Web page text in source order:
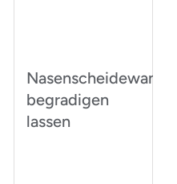
Nasenscheidewand
begradigen
lassen